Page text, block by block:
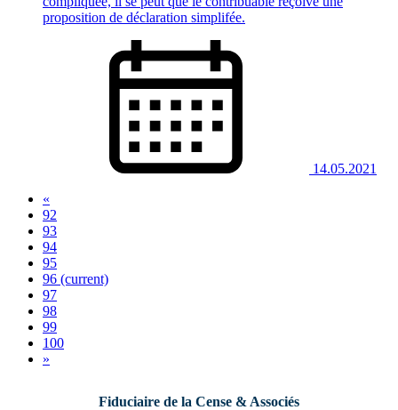
proposition de déclaration simplifée.
14.05.2021
«
92
93
94
95
96 (current)
97
98
99
100
»
Fiduciaire de la Cense & Associés